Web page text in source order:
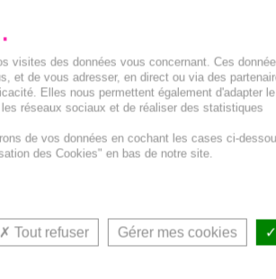
Parfum,
visites des données vous concernant. Ces
et de vous adresser, en direct ou via des
Elles nous permettent également d'adapter
réseaux sociaux et de réaliser des statistiques
de vos données en cochant les cases ci-
des Cookies" en bas de notre site.
Tout refuser Gérer mes cookies